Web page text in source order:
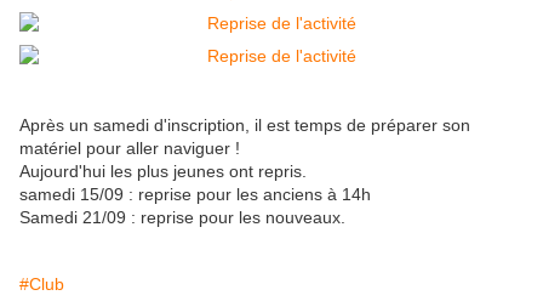
Après un samedi d'inscription, il est temps de préparer son
matériel pour aller naviguer !
Aujourd'hui les plus jeunes ont repris.
samedi 15/09 : reprise pour les anciens à 14h
Samedi 21/09 : reprise pour les nouveaux.
#Club